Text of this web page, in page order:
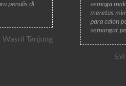
penulis di
Wasril Tanjung
semoga
meretas
para calon
semangat